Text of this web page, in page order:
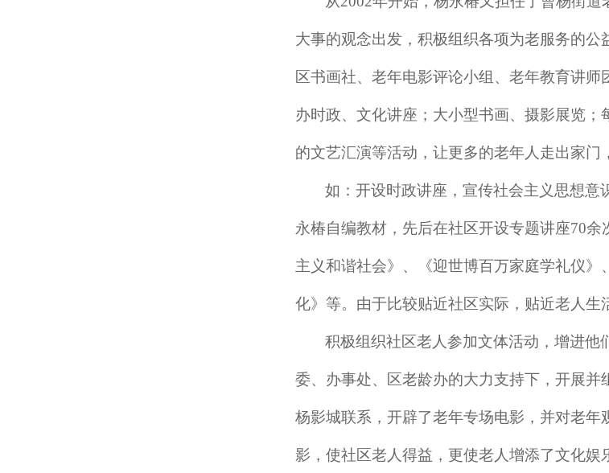
大事的观念出发，积极组织各项为老服务的
区书画社、老年电影评论小组、老年教育讲
办时政、文化讲座；大小型书画、摄影展览
的文艺汇演等活动，让更多的老年人走出家门
如：开设时政讲座，宣传社会主义思想意
永椿自编教材，先后在社区开设专题讲座70
主义和谐社会》、《迎世博百万家庭学礼仪
化》等。由于比较贴近社区实际，贴近老人生
积极组织社区老人参加文体活动，增进他
委、办事处、区老龄办的大力支持下，开展
杨影城联系，开辟了老年专场电影，并对老
影，使社区老人得益，更使老人增添了文化